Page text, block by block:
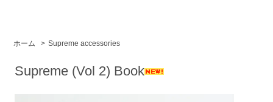
ホーム > Supreme accessories
Supreme (Vol 2) Book